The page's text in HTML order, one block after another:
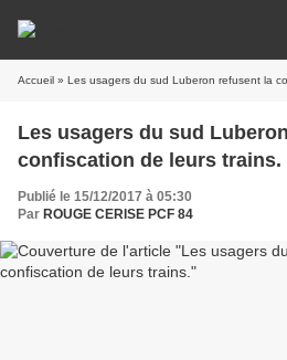
Accueil » Les usagers du sud Luberon refusent la
Les usagers du sud
confiscation de leurs trains.
Publié le 15/12/2017 à 05:30
Par ROUGE CERISE PCF 84